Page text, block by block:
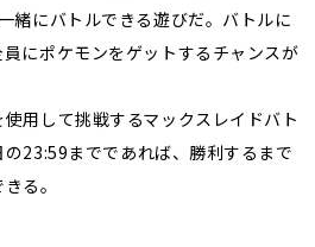
緒にバトルできる遊びだ。バトルに
にポケモンをゲットするチャンスが
用して挑戦するマックスレイドバト
23:59までであれば、勝利するまで
る。